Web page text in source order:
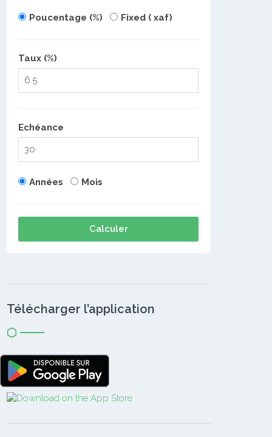
Poucentage (%) Fixed ( xaf)
Taux (%)
Echéance
Années Mois
Calculer
Télécharger l’application